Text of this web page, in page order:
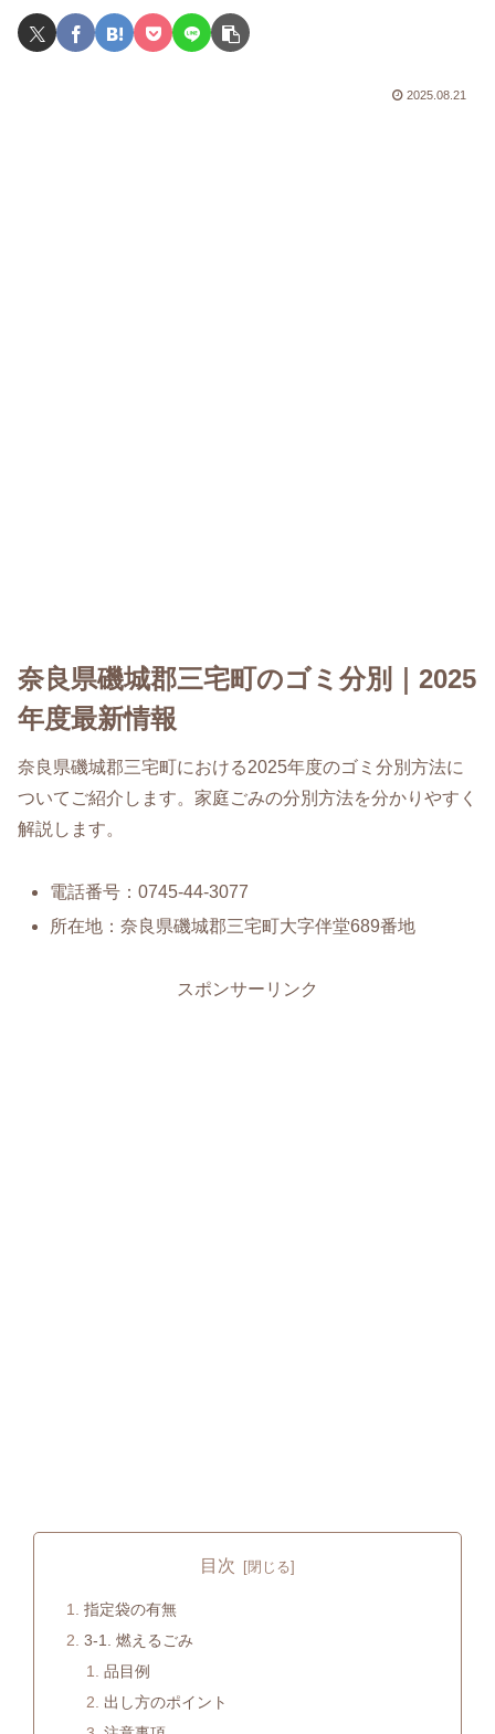
2025.08.21
奈良県磯城郡三宅町のゴミ分別｜2025
年度最新情報
奈良県磯城郡三宅町における2025年度のゴミ分別方法に
ついてご紹介します。家庭ごみの分別方法を分かりやすく
解説します。
電話番号：0745-44-3077
所在地：奈良県磯城郡三宅町大字伴堂689番地
スポンサーリンク
目次
指定袋の有無
3-1. 燃えるごみ
品目例
出し方のポイント